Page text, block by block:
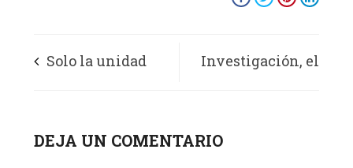
Solo la unidad
transformar el
Investigación, el
estigma de los
DEJA UN COMENTARIO